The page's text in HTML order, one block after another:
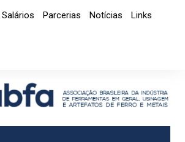
Parcerias Notícias
Links